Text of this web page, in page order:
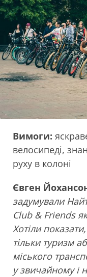
Вимоги:
велосипеді,
руху в колоні
Євген
задумували
Club & Friends
Хотіли
тільки туризм
міського
у звичайному і